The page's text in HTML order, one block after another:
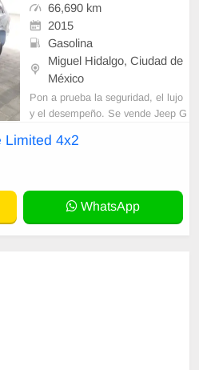
66,690 km
2015
Gasolina
Miguel Hidalgo, Ciudad de
México
Pon a prueba la seguridad, el lujo
y el desempeño. Se vende Jeep G
cilindros, blindaje Nivel IV-Plus (pr
es mecánicas y estéticas. ✅ Año:
Limited 4x2
WhatsApp